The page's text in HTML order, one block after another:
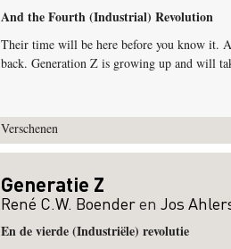
And the Fourth (Industrial) Revolution
Their time will be here before you know it.
back. Generation Z is growing up and will
Verschenen
Generatie Z
René C.W. Boenderen Jos
En de vierde (Industriële) revolutie